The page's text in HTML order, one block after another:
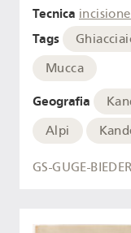
Tecnica
Tags
Mucca
Geografia
Alpi
GS-GUGE-